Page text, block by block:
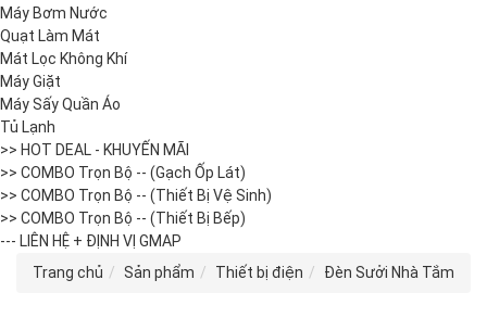
Máy Bơm Nước
Quạt Làm Mát
Mát Lọc Không Khí
Máy Giặt
Máy Sấy Quần Áo
Tủ Lạnh
>> HOT DEAL - KHUYẾN MÃI
>> COMBO Trọn Bộ -- (Gạch Ốp Lát)
>> COMBO Trọn Bộ -- (Thiết Bị Vệ Sinh)
>> COMBO Trọn Bộ -- (Thiết Bị Bếp)
--- LIÊN HỆ + ĐỊNH VỊ GMAP
Trang chủ
Sản phẩm Thiết bị điện Đèn Sưởi Nhà Tắm